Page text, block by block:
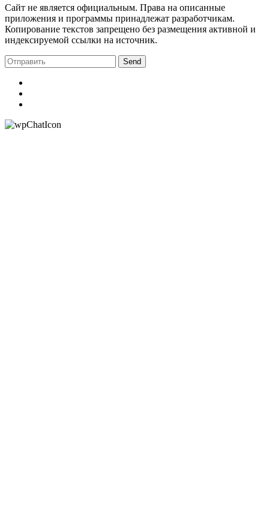
Сайт не является официальным. Права на описанные
приложения и программы принадлежат разработчикам.
Копирование текстов запрещено без размещения активной и
индексируемой ссылки на источник.
Send